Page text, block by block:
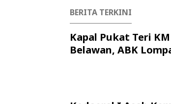
BERITA TERKINI
Kapal Pukat Teri
Belawan, ABK